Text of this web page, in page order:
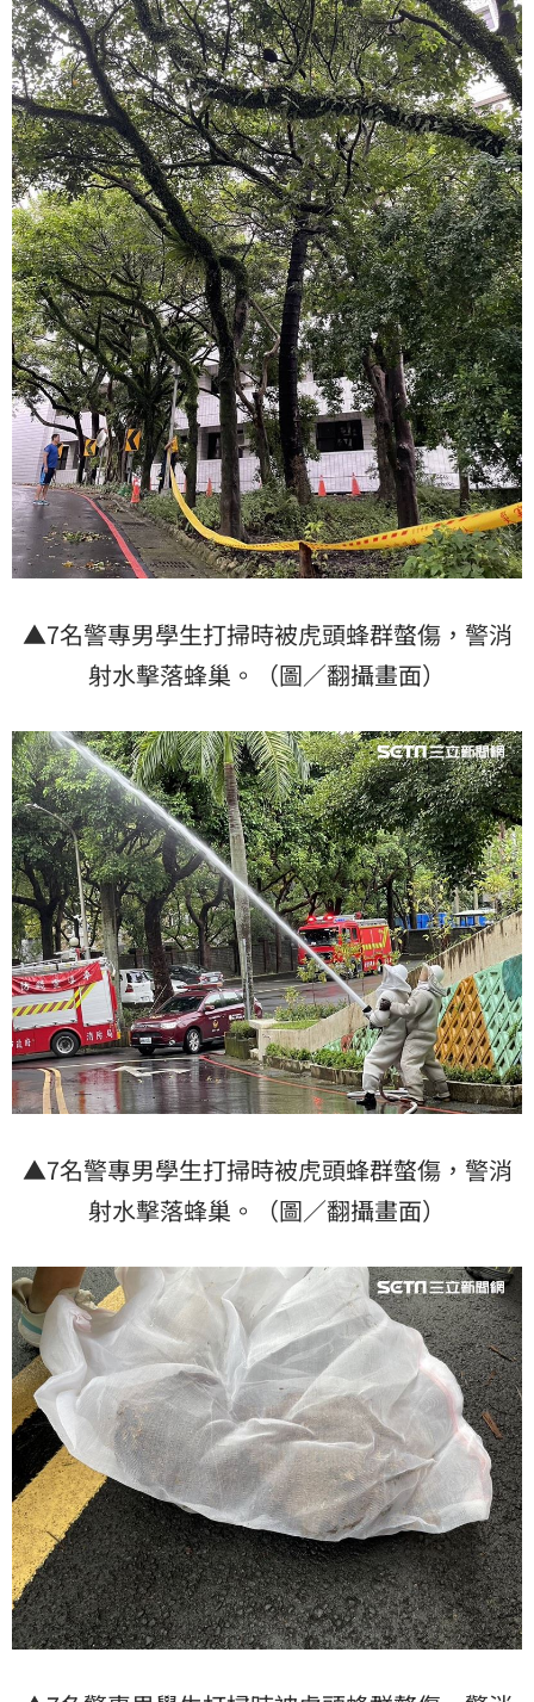
▲7名警專男學生打掃時被虎頭蜂群螫傷，警消
射水擊落蜂巢。（圖／翻攝畫面）
▲7名警專男學生打掃時被虎頭蜂群螫傷，警消
射水擊落蜂巢。（圖／翻攝畫面）